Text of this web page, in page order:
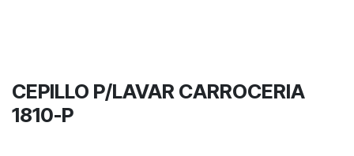
CEPILLO P/LAVAR CARROCERIA
1810-P